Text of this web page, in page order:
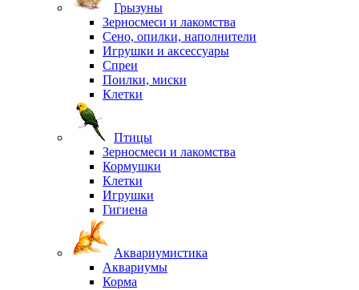
Грызуны
Зерносмеси и лакомства
Сено, опилки, наполнители
Игрушки и аксессуары
Спреи
Поилки, миски
Клетки
Птицы
Зерносмеси и лакомства
Кормушки
Клетки
Игрушки
Гигиена
Аквариумистика
Аквариумы
Корма